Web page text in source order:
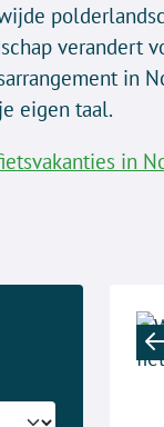
verandert
in
eigen taal.
in